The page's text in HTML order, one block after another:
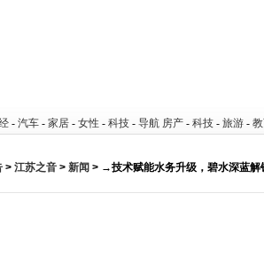
- 汽车 - 家居 - 女性 - 科技 - 导航 房产 - 科技 - 旅游 -
> 江苏之音 > 新闻 > →技术赋能水务升级，碧水深蓝解